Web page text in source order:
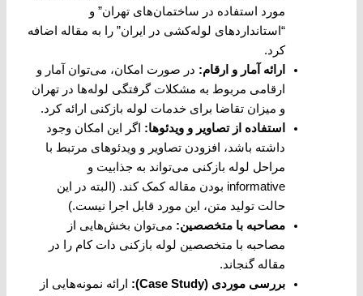
مورد استفاده در ساختمان‌های تهران” و
“استانداردهای لوله‌کشی در ایران” را به مقاله اضافه
کرد.
ارائه آمار و ارقام: در صورت امکان، می‌توان آمار و
ارقامی مربوط به مشکلات گرفتگی لوله‌ها در تهران
و میزان تقاضا برای خدمات لوله بازکنی ارائه کرد.
استفاده از تصاویر و ویدئوها: اگر این امکان وجود
داشته باشد، افزودن تصاویر و ویدئوهای مرتبط با
مراحل لوله بازکنی می‌تواند به جذابیت و
informative بودن مقاله کمک کند. (البته در این
حالت تولید متن، این مورد قابل اجرا نیست.)
مصاحبه با متخصصین: می‌توان بخش‌هایی از
مصاحبه با متخصصین لوله بازکنی دات کام را در
مقاله گنجاند.
بررسی موردی (Case Study):
ارائه نمونه‌هایی از